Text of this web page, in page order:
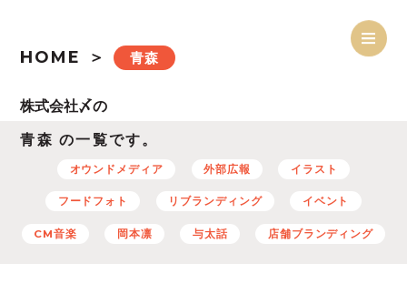
HOME 青森
青森 の一覧です。
オウンドメディア 外部広報 イラスト
フードフォト リブランディング イベント
CM音楽 岡本凛 与太話 店舗ブランディング